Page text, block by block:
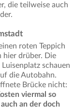
die teilweise auch
roten Teppich
hier drüber. Die
schauen
die Autobahn.
Brücke nicht:
viermal so
an der doch